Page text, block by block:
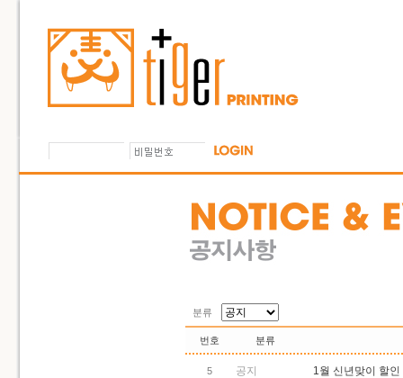
분류
번호 분류
5 공지 1월 신년맞이 할